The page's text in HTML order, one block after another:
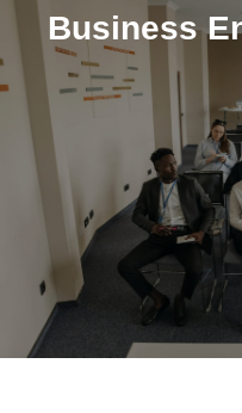
Hauptinhalt
springen
Business